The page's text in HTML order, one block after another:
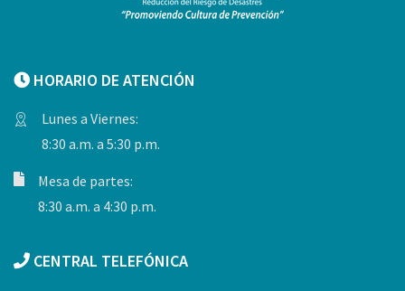
HORARIO DE ATENCIÓN
Lunes a Viernes:
8:30 a.m. a 5:30 p.m.
Mesa de partes:
8:30 a.m. a 4:30 p.m.
CENTRAL TELEFÓNICA